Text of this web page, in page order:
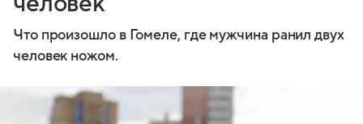
Что произошло в Гомеле, где мужчина ранил двух
человек ножом.